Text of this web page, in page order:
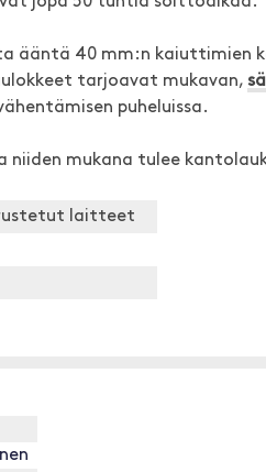
ääntä 40 mm:n kaiuttimien
tarjoavat mukavan,
puheluissa.
niiden mukana tulee
laitteet